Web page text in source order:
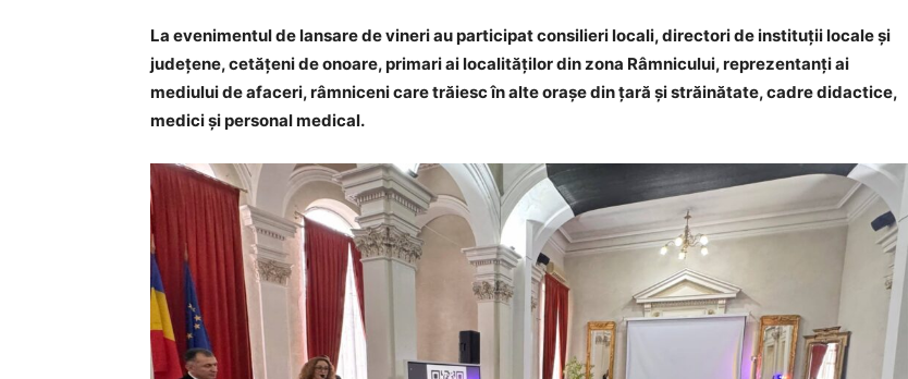
La evenimentul de lansare de vineri au participat consilieri locali, directori de instituții locale și
județene, cetățeni de onoare, primari ai localităților din zona Râmnicului, reprezentanți ai
mediului de afaceri, râmniceni care trăiesc în alte orașe din țară și străinătate, cadre didactice,
medici și personal medical.